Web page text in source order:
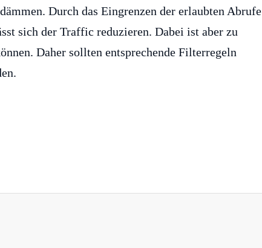
Durch das Eingrenzen der erlaubten Abrufe
sich der Traffic reduzieren. Dabei ist aber zu
Daher sollten entsprechende Filterregeln